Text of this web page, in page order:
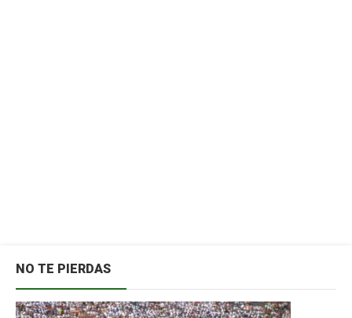
NO TE PIERDAS